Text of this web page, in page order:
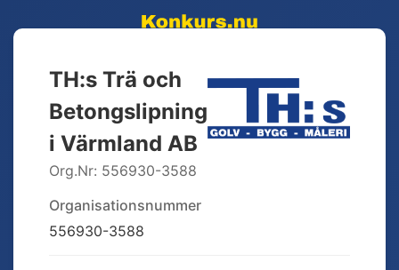
TH:s Trä och
Betongslipning
i Värmland AB
Org.Nr: 556930-3588
Organisationsnummer
556930-3588